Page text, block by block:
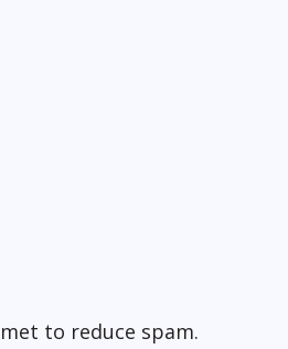
to reduce spam.